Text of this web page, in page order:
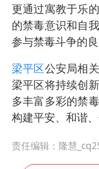
更通过寓教于乐
的禁毒意识和自
参与禁毒斗争的良
梁平区公安局相
梁平区将持续创
多丰富多彩的禁
构建平安、和谐
责任编辑：隆慧